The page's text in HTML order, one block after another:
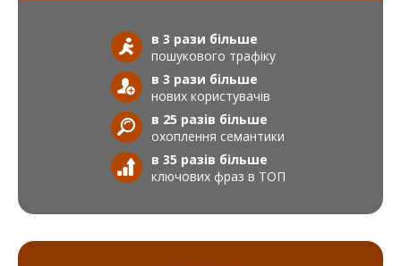
в 3 рази більше
пошукового трафіку
в 3 рази більше
нових користувачів
в 25 разів більше
охоплення семантики
в 35 разів більше
ключових фраз в ТОП